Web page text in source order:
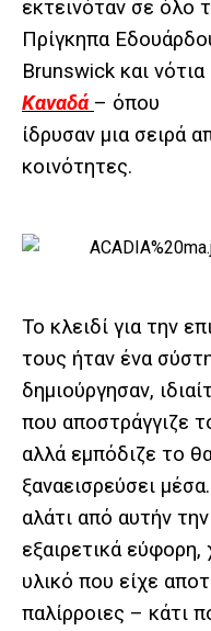
εκτεινόταν σε όλο
Πρίγκηπα
Brunswick και
Καναδά – όπου
ίδρυσαν μια σειρά
κοινότητες.
Το κλειδί για την
τους ήταν ένα
δημιούργησαν,
που αποστράγγιζε
αλλά εμπόδιζε το
ξαναεισρεύσει
αλάτι από αυτήν
εξαιρετικά εύφορη,
υλικό που είχε
παλίρροιες – κάτι